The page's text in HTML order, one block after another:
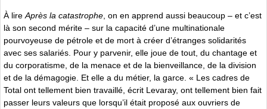
À lire Après la catastrophe , on en apprend aussi beaucoup – et c’est
là son second mérite – sur la capacité d’une multinationale
pourvoyeuse de pétrole et de mort à créer d’étranges solidarités
avec ses salariés. Pour y parvenir, elle joue de tout, du chantage et
du corporatisme, de la menace et de la bienveillance, de la division
et de la démagogie. Et elle a du métier, la garce. « Les cadres de
Total ont tellement bien travaillé, écrit Levaray, ont tellement bien fait
passer leurs valeurs que lorsqu’il était proposé aux ouvriers de